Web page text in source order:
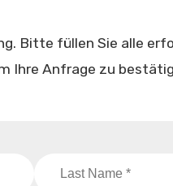
Bitte füllen Sie alle
Ihre Anfrage zu